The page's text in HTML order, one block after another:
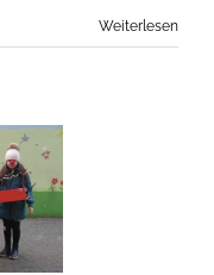
Weiterlesen